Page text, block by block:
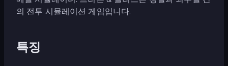
의 전투 시뮬레이션 게임입니다.
특징